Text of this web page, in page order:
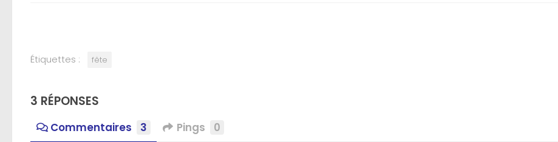
Étiquettes : fête
3 RÉPONSES
Commentaires 3 Pings 0